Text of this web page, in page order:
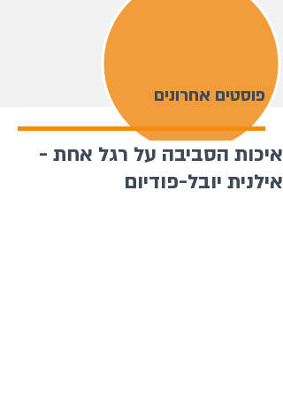
פוסטים אחרונים
איכות הסביבה על רגל אחת -
אילנית יובל-פודיום